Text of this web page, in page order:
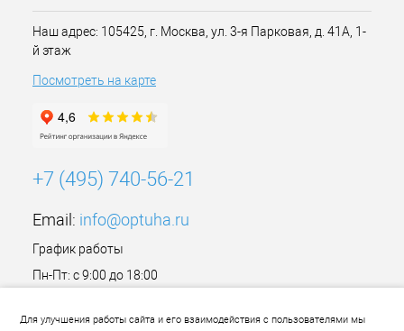
Для улучшения работы сайта и его взаимодействия с пользователями мы
Наш адрес: 105425, г. Москва, ул. 3-я Парковая, д. 41А, 1-
й этаж
Посмотреть на карте
+7 (495) 740-56-21
Email: info@optuha.ru
График работы
Пн-Пт: с 9:00 до 18:00